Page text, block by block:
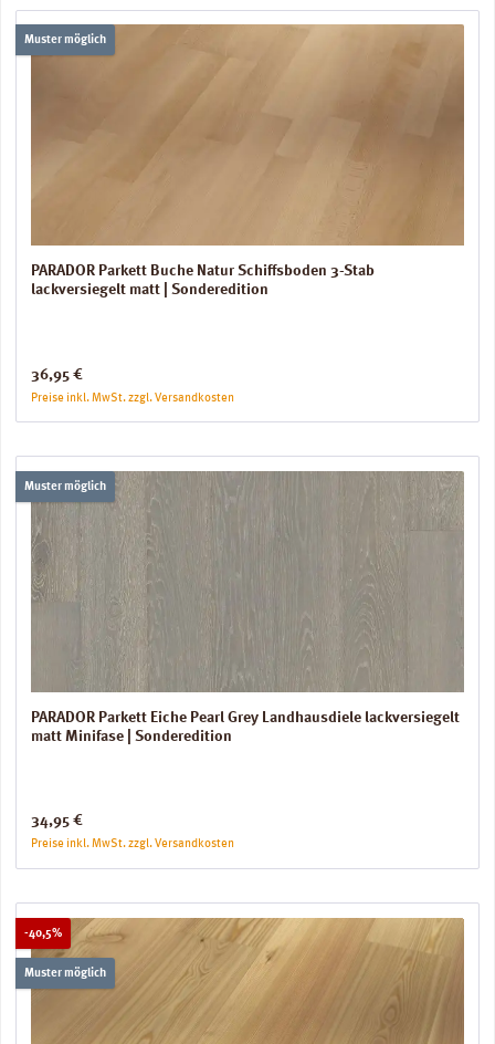
Muster möglich
PARADOR Parkett Buche Natur Schiffsboden 3-Stab
lackversiegelt matt | Sonderedition
Regulärer Preis:
36,95 €
Preise inkl. MwSt. zzgl. Versandkosten
Muster möglich
PARADOR Parkett Eiche Pearl Grey Landhausdiele lackversiegelt
matt Minifase | Sonderedition
Regulärer Preis:
34,95 €
Preise inkl. MwSt. zzgl. Versandkosten
-40,5%Rabatt
Muster möglich